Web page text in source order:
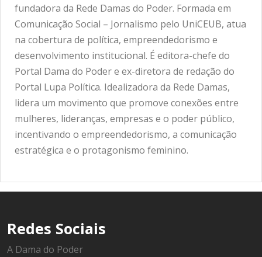
fundadora da Rede Damas do Poder. Formada em
Comunicação Social – Jornalismo pelo UniCEUB, atua
na cobertura de política, empreendedorismo e
desenvolvimento institucional. É editora-chefe do
Portal Dama do Poder e ex-diretora de redação do
Portal Lupa Política. Idealizadora da Rede Damas,
lidera um movimento que promove conexões entre
mulheres, lideranças, empresas e o poder público,
incentivando o empreendedorismo, a comunicação
estratégica e o protagonismo feminino.
Redes Sociais
A Dama do Poder